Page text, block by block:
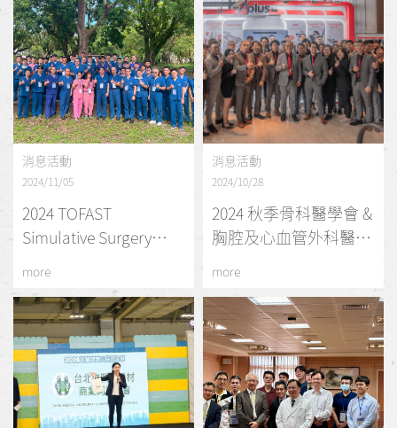
永續發展/利害關係人專區
人才招募
聯絡我們
消息活動
2024/11/05
2024 TOFAST
Simulative Surgery
more
消息活動
2024/10/28
2024 秋季骨科醫學會 &
胸腔及心血管外科醫學
more